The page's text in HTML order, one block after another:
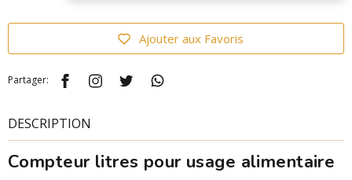
Ajouter aux Favoris
Partager:
DESCRIPTION
Compteur litres pour usage alimentaire